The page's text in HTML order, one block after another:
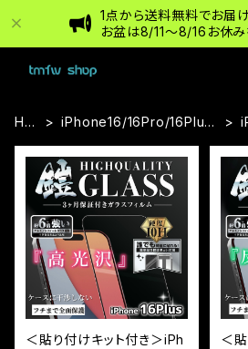
1点から送料無料でお届
お盆は8/11〜8/16お休み
HO
iPhone16/16Pro/16Plus/
＜貼り付けキット付き＞iPh
＜